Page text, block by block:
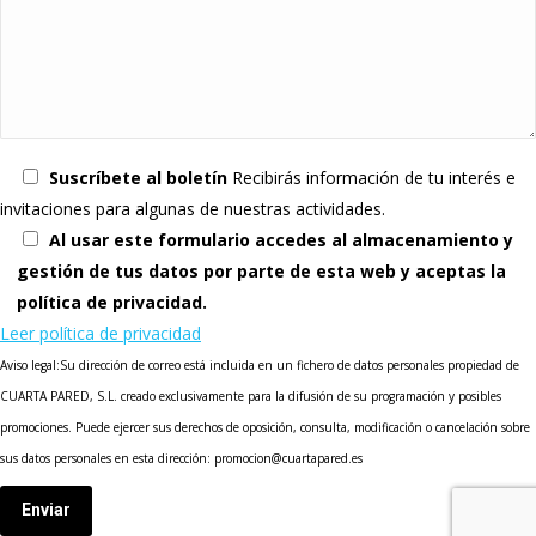
Suscríbete al boletín Recibirás información de tu interés e
invitaciones para algunas de nuestras actividades.
Al usar este formulario accedes al almacenamiento y
gestión de tus datos por parte de esta web y aceptas la
política de privacidad.
Leer política de privacidad
Aviso legal:Su dirección de correo está incluida en un fichero de datos personales propiedad de
CUARTA PARED, S.L. creado exclusivamente para la difusión de su programación y posibles
promociones. Puede ejercer sus derechos de oposición, consulta, modificación o cancelación sobre
sus datos personales en esta dirección: promocion@cuartapared.es
Enviar